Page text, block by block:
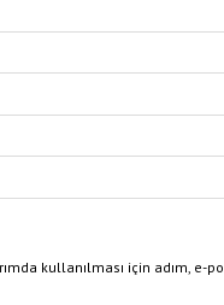
kullanılması için adım, e-